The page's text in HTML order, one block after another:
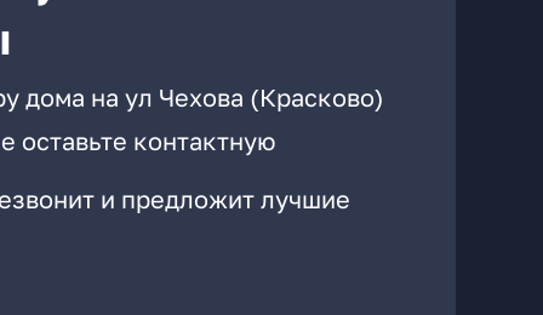
дома на ул Чехова (Красково)
оставьте контактную
и предложит лучшие